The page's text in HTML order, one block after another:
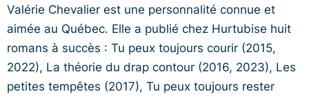
Valérie Chevalier est une personnalité connue et
aimée au Québec. Elle a publié chez Hurtubise huit
romans à succès : Tu peux toujours courir (2015,
2022), La théorie du drap contour (2016, 2023), Les
petites tempêtes (2017), Tu peux toujours rester